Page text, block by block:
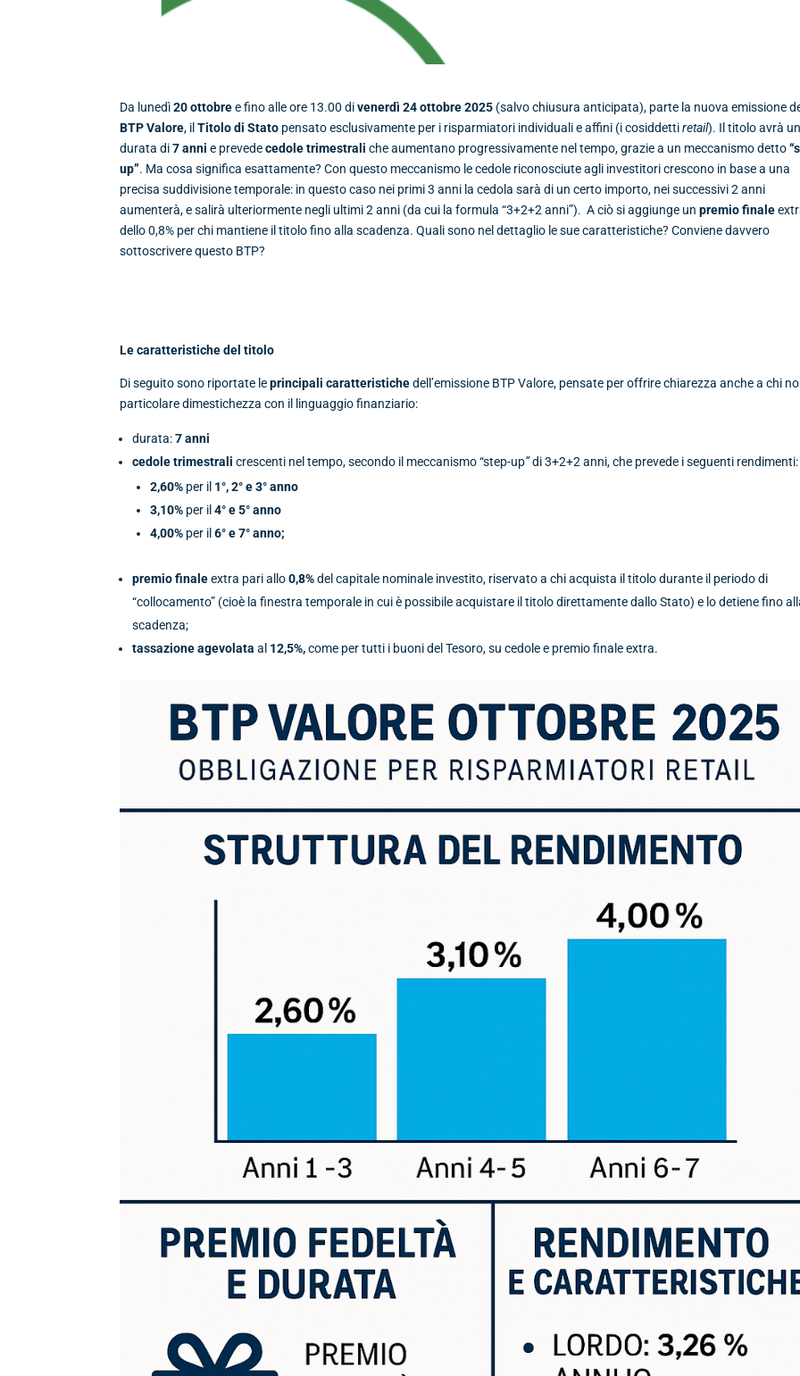
Da lunedì20 ottobree fino alle ore 13.00 divenerdì 24 ottobre 2025 (salvo chiusura anticipata), parte la nuova emissione
BTP Valore, ilTitolo di Stato pensato esclusivamente per i risparmiatori individuali e affini (i cosiddettiretail). Il titolo avrà
durata di7 anni e prevedecedole trimestrali che aumentano progressivamente nel tempo, grazie a un meccanismo detto
up”. Ma cosa significa esattamente? Con questo meccanismo le cedole riconosciute agli investitori crescono in base a una
precisa suddivisione temporale: in questo caso nei primi 3 anni la cedola sarà di un certo importo, nei successivi 2 anni
aumenterà, e salirà ulteriormente negli ultimi 2 anni (da cui la formula “3+2+2 anni”). A ciò si aggiunge unpremio finale
dello 0,8% per chi mantiene il titolo fino alla scadenza. Quali sono nel dettaglio le sue caratteristiche? Conviene davvero
sottoscrivere questo BTP?
Le caratteristiche del titolo
Di seguito sono riportate leprincipali caratteristichedell’emissione BTP Valore, pensate per offrire chiarezza anche a chi
particolare dimestichezza con il linguaggio finanziario:
durata:7 anni
cedole trimestrali crescenti nel tempo, secondo il meccanismo “step-up”di 3+2+2 anni, che prevede i seguenti rendimenti:
2,60% per il 1°, 2° e 3° anno
3,10% per il 4° e 5° anno
4,00% per il 6° e 7° anno;
premio finaleextra pari allo0,8%del capitale nominale investito, riservato a chi acquista il titolo durante il periodo di
“collocamento” (cioè la finestra temporale in cui è possibile acquistare il titolo direttamente dallo Stato) e lo detiene fino
scadenza;
tassazione agevolata al 12,5%,come per tutti i buoni del Tesoro, su cedole e premio finale extra.